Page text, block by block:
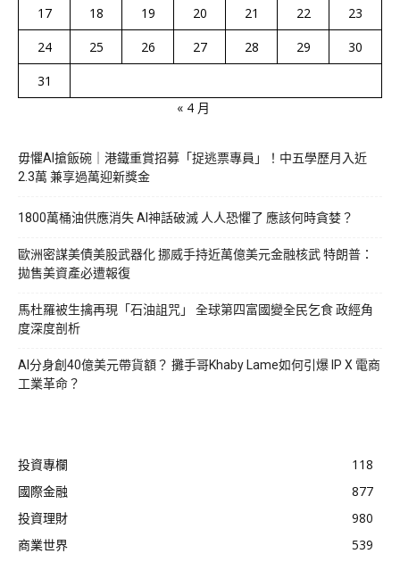
17
18 19 20 21 22
23
24
25 26 27 28 29
30
31
« 4 月
毋懼AI搶飯碗｜港鐵重賞招募「捉逃票專員」！中五學歷月入近
2.3萬 兼享過萬迎新獎金
1800萬桶油供應消失 AI神話破滅 人人恐懼了 應該何時貪婪？
歐洲密謀美債美股武器化 挪威手持近萬億美元金融核武 特朗普：
拋售美資產必遭報復
馬杜羅被生擒再現「石油詛咒」 全球第四富國變全民乞食 政經角
度深度剖析
AI分身創40億美元帶貨額？ 攤手哥Khaby Lame如何引爆 IP X 電商
工業革命？
投資專欄
118
國際金融
877
投資理財
980
商業世界
539